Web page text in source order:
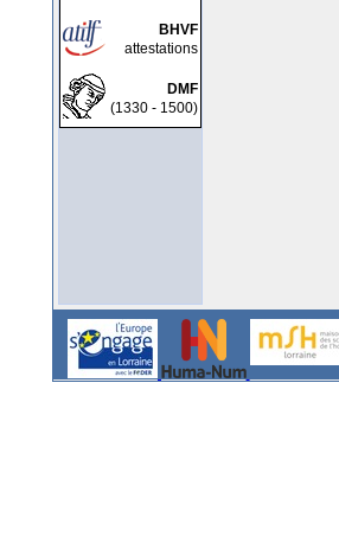
BHVF
attestations
DMF
(1330 - 1500)